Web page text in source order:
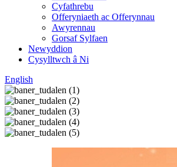
Cyfathrebu
Offeryniaeth ac Offerynnau
Awyrennau
Gorsaf Sylfaen
Newyddion
Cysylltwch â Ni
English